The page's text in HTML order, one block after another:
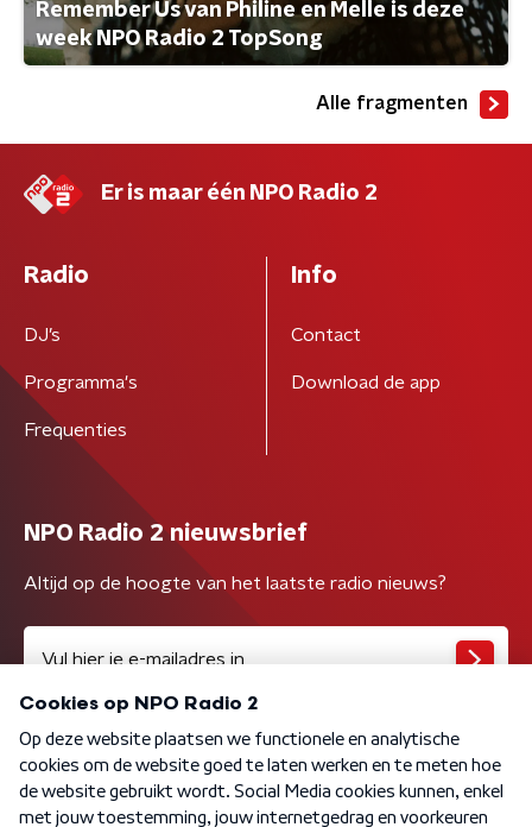
Remember Us van Philine en Melle is deze
week NPO Radio 2 TopSong
Alle fragmenten
Er is maar één NPO Radio 2
Radio
DJ’s
Programma's
Frequenties
Info
Contact
Download de app
NPO Radio 2 nieuwsbrief
Altijd op de hoogte van het laatste radio nieuws?
Algemene voorwaarden